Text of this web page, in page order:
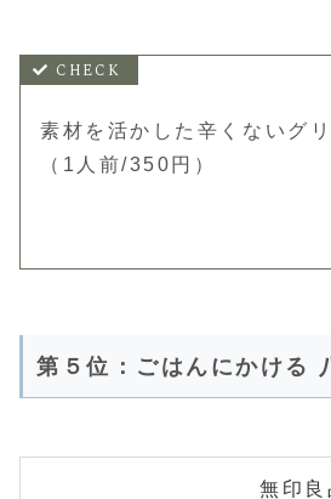
素材を活かした辛くないグ
（1人前/350円）
第５位：ごはんにかける
無印良